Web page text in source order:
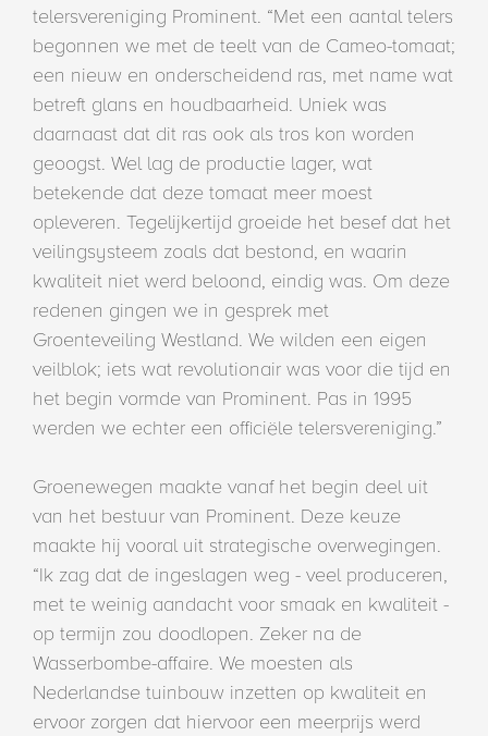
telersvereniging Prominent. “Met een aantal telers
begonnen we met de teelt van de Cameo-tomaat;
een nieuw en onderscheidend ras, met name wat
betreft glans en houdbaarheid. Uniek was
daarnaast dat dit ras ook als tros kon worden
geoogst. Wel lag de productie lager, wat
betekende dat deze tomaat meer moest
opleveren. Tegelijkertijd groeide het besef dat het
veilingsysteem zoals dat bestond, en waarin
kwaliteit niet werd beloond, eindig was. Om deze
redenen gingen we in gesprek met
Groenteveiling Westland. We wilden een eigen
veilblok; iets wat revolutionair was voor die tijd en
het begin vormde van Prominent. Pas in 1995
werden we echter een officiële telersvereniging.”
Groenewegen maakte vanaf het begin deel uit
van het bestuur van Prominent. Deze keuze
maakte hij vooral uit strategische overwegingen.
“Ik zag dat de ingeslagen weg - veel produceren,
met te weinig aandacht voor smaak en kwaliteit -
op termijn zou doodlopen. Zeker na de
Wasserbombe-affaire. We moesten als
Nederlandse tuinbouw inzetten op kwaliteit en
ervoor zorgen dat hiervoor een meerprijs werd